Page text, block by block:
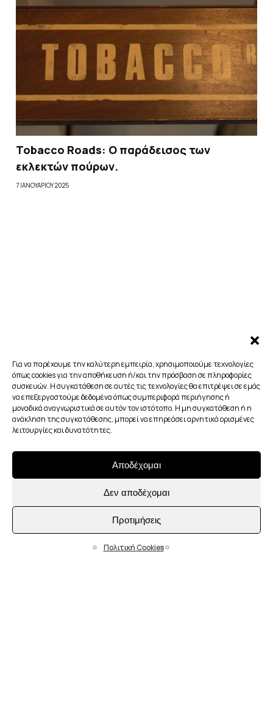
Για να παρέχουμε την καλύτερη εμπειρία, χρησιμοποιούμε τεχνολογίες
όπως cookies για την αποθήκευση ή/και την πρόσβαση σε πληροφορίες
συσκευών. Η συγκατάθεση σε αυτές τις τεχνολογίες θα επιτρέψει σε εμάς
να επεξεργαστούμε δεδομένα όπως συμπεριφορά περιήγησης ή
μοναδικά αναγνωριστικά σε αυτόν τον ιστότοπο. Η μη συγκατάθεση ή η
ανάκληση της συγκατάθεσης, μπορεί να επηρεάσει αρνητικά ορισμένες
λειτουργίες και δυνατότητες.
Αποδέχομαι
Δεν αποδέχομαι
Προτιμήσεις
Πολιτική Cookies
Tobacco Roads: Ο παράδεισος των
εκλεκτών πούρων.
7 ΙΑΝΟΥΑΡΊΟΥ 2025